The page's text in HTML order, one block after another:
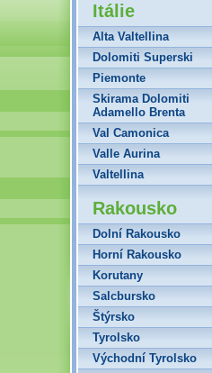
Itálie
Alta Valtellina
Dolomiti Superski
Piemonte
Skirama Dolomiti
Adamello Brenta
Val Camonica
Valle Aurina
Valtellina
Rakousko
Dolní Rakousko
Horní Rakousko
Korutany
Salcbursko
Štýrsko
Tyrolsko
Východní Tyrolsko